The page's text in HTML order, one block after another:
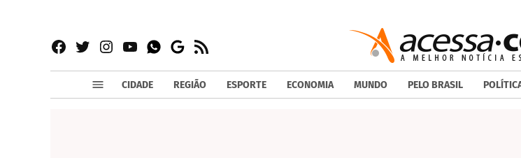
Facebook
TwitterInstagram
YouTubeWhatsapp
Google
News
RSS
CIDADE REGIÃO ESPORTE ECONOMIA MUNDO PELO BRASIL